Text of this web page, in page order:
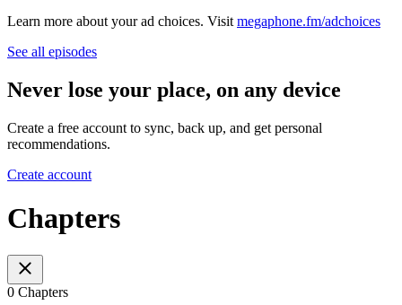
Learn more about your ad choices. Visit megaphone.fm/adchoices
See all episodes
Never lose your place, on any device
Create a free account to sync, back up, and get personal
recommendations.
Create account
Chapters
0 Chapters